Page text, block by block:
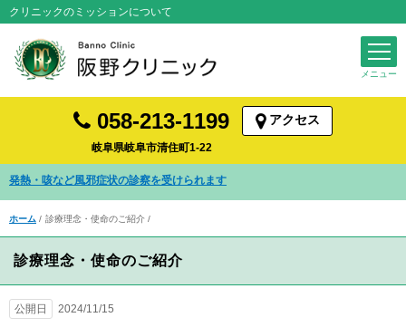
クリニックのミッションについて
058-213-1199
岐阜県岐阜市清住町1-22
アクセス
発熱・咳など風邪症状の診察を受けられます
ホーム 診療理念・使命のご紹介
診療理念・使命のご紹介
公開日
2024/11/15